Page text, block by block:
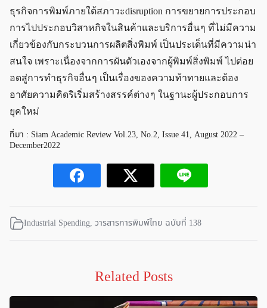
ธุรกิจการพิมพ์ภายใต้สภาวะdisruption การขยายการประกอบ
การไปประกอบวิสาหกิจในสินค้าและบริการอื่น ๆ ที่ไม่มีความ
เกี่ยวข้องกับกระบวนการผลิตสิ่งพิมพ์ เป็นประเด็นที่มีความน่า
สนใจ เพราะเนื่องจากการผันตัวเองจากผู้พิมพ์สิ่งพิมพ์ ไปต่อย
อดสู่การทำธุรกิจอื่น ๆ เป็นเรื่องของความท้าทายและต้อง
อาศัยความคิดริเริ่มสร้างสรรค์ต่าง ๆ ในฐานะผู้ประกอบการ
ยุคใหม่
ที่มา : Siam Academic Review Vol.23, No.2, Issue 41, August 2022 –
December2022
Industrial Spending, วารสารการพิมพ์ไทย ฉบับที่ 138
Related Posts